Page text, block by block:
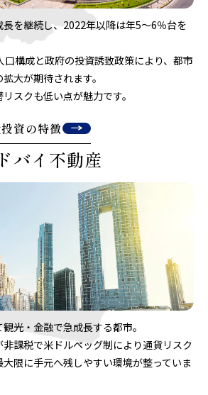
を継続し、2022年以降は年5〜6％台を
口構成と政府の投資誘致政策により、都市
大が期待されます。
スクも低い点が魅力です。
資の特徴
ドバイ不動産
光・金融で急成長する都市。
課税で米ドルペッグ制により通貨リスク
限に手元へ残しやすい環境が整っていま